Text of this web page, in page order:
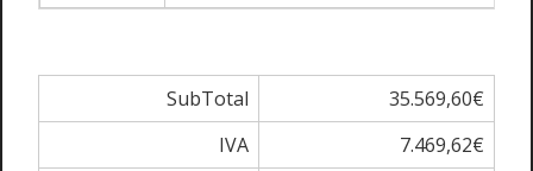
SubTotal
35.569,60€
IVA
7.469,62€